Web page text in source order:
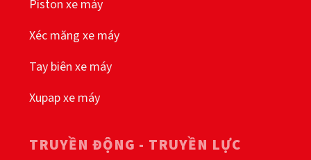
Piston xe máy
Xéc măng xe máy
Tay biên xe máy
Xupap xe máy
TRUYỀN ĐỘNG - TRUYỀN LỰC